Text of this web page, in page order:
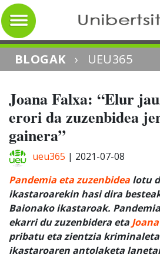
BLOGAK › UEU365
Joana Falxa: “Elur
erori da zuzenbidea
gainera”
ueu365 | 2021-07-08
Pandemia eta zuzenbidea lotu
ikastaroarekin hasi dira
Baionako ikastaroak.
ekarri du zuzenbidera eta
pribatu eta zientzia
ikastaroaren antolaketa